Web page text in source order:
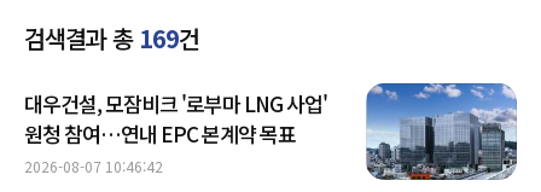
검색결과 총 169건
대우건설, 모잠비크 '로부마 LNG 사업'
원청 참여…연내 EPC 본계약 목표
2026-08-07 10:46:42